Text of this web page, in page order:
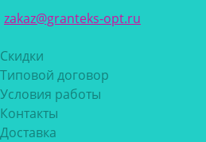
zakaz@granteks-opt.ru
Скидки
Типовой договор
Условия работы
Контакты
Доставка